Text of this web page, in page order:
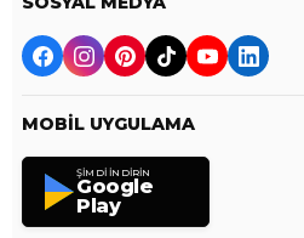
MOBIL UYGULAMA
ŞIMDI İNDIRIN
Google
Play